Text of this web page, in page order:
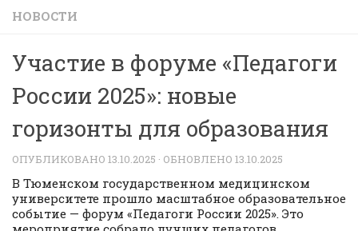
НОВОСТИ
Участие в форуме «Педагоги
России 2025»: новые
горизонты для образования
ОПУБЛИКОВАНО 13.10.2025 · ОБНОВЛЕНО 13.10.2025
В Тюменском государственном медицинском
университете прошло масштабное образовательное
событие — форум «Педагоги России 2025». Это